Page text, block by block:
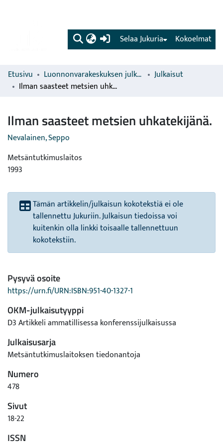
(current) Kokoelmat
Selaa Jukuria
Etusivu Luonnonvarakeskuksen julkaisut
Julkaisut
Ilman saasteet metsien uhkatekijänä.
Ilman saasteet metsien uhkatekijänä.
Nevalainen, Seppo
Metsäntutkimuslaitos
1993
Tämän artikkelin/julkaisun kokotekstiä ei ole
tallennettu Jukuriin. Julkaisun tiedoissa voi
kuitenkin olla linkki toisaalle tallennettuun
kokotekstiin.
Pysyvä osoite
https://urn.fi/URN:ISBN:951-40-1327-1
OKM-julkaisutyyppi
D3 Artikkeli ammatillisessa konferenssijulkaisussa
Julkaisusarja
Metsäntutkimuslaitoksen tiedonantoja
Numero
478
Sivut
18-22
ISSN